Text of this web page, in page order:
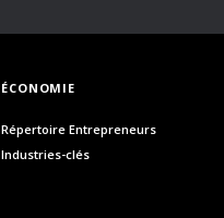
ÉCONOMIE
Répertoire Entrepreneurs
Industries-clés